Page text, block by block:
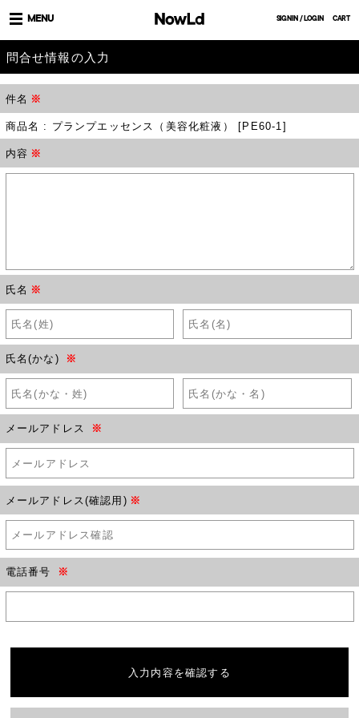
MENU SIGNIN / LOGIN CART
問合せ情報の入力
件名 ※
商品名 : プランプエッセンス（美容化粧液） [PE60-1]
内容 ※
氏名 ※
氏名(かな) ※
メールアドレス ※
メールアドレス(確認用) ※
電話番号 ※
入力内容を確認する